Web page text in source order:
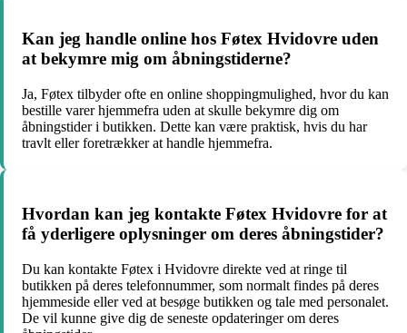
Kan jeg handle online hos Føtex Hvidovre uden
at bekymre mig om åbningstiderne?
Ja, Føtex tilbyder ofte en online shoppingmulighed, hvor du kan
bestille varer hjemmefra uden at skulle bekymre dig om
åbningstider i butikken. Dette kan være praktisk, hvis du har
travlt eller foretrækker at handle hjemmefra.
Hvordan kan jeg kontakte Føtex Hvidovre for at
få yderligere oplysninger om deres åbningstider?
Du kan kontakte Føtex i Hvidovre direkte ved at ringe til
butikken på deres telefonnummer, som normalt findes på deres
hjemmeside eller ved at besøge butikken og tale med personalet.
De vil kunne give dig de seneste opdateringer om deres